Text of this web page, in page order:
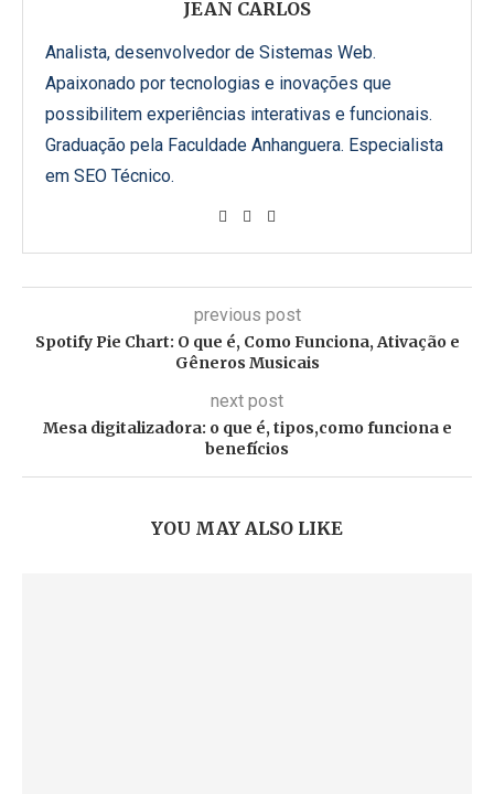
JEAN CARLOS
Analista, desenvolvedor de Sistemas Web.
Apaixonado por tecnologias e inovações que
possibilitem experiências interativas e funcionais.
Graduação pela Faculdade Anhanguera. Especialista
em SEO Técnico.
previous post
Spotify Pie Chart: O que é, Como Funciona, Ativação e
Gêneros Musicais
next post
Mesa digitalizadora: o que é, tipos,como funciona e
benefícios
YOU MAY ALSO LIKE